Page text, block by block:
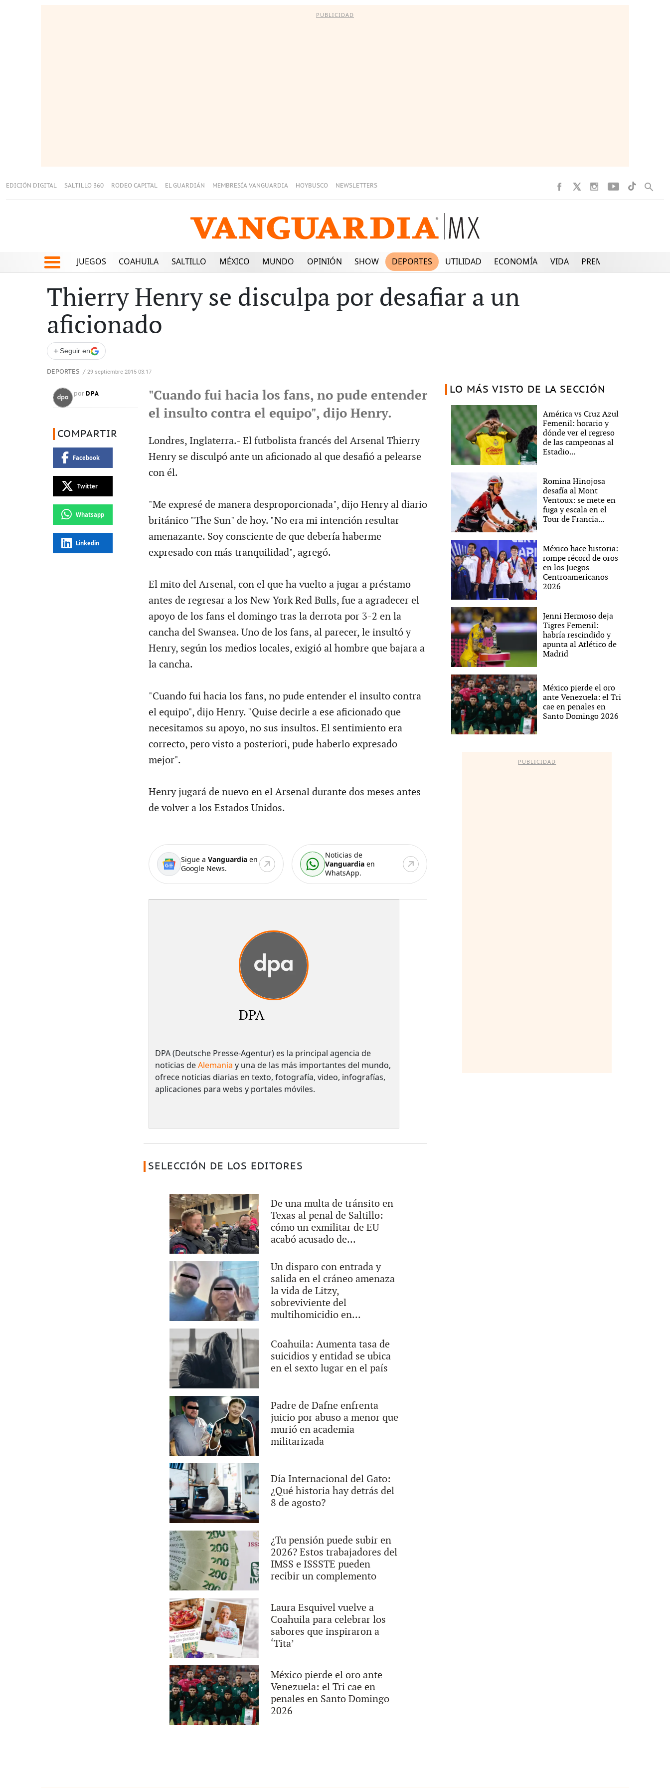
PUBLICIDAD
EDICIÓN DIGITAL SALTILLO 360 RODEO CAPITAL EL GUARDIÁN MEMBRESÍA VANGUARDIA HOYBUSCO NEWSLETTERS
JUEGOS COAHUILA SALTILLO MÉXICO MUNDO OPINIÓN SHOW DEPORTES UTILIDAD ECONOMÍA VIDA PREMIUM
Thierry Henry se disculpa por desafiar a un
aficionado
+ Seguir en
DEPORTES / 29 septiembre 2015 03:17
por DPA
COMPARTIR
Facebook
Twitter
Whatsapp
Linkedin
"Cuando fui hacia los fans, no pude entender
el insulto contra el equipo", dijo Henry.
Londres, Inglaterra.- El futbolista francés del Arsenal Thierry
Henry se disculpó ante un aficionado al que desafió a pelearse
con él.
"Me expresé de manera desproporcionada", dijo Henry al diario
británico "The Sun" de hoy. "No era mi intención resultar
amenazante. Soy consciente de que debería haberme
expresado con más tranquilidad", agregó.
El mito del Arsenal, con el que ha vuelto a jugar a préstamo
antes de regresar a los New York Red Bulls, fue a agradecer el
apoyo de los fans el domingo tras la derrota por 3-2 en la
cancha del Swansea. Uno de los fans, al parecer, le insultó y
Henry, según los medios locales, exigió al hombre que bajara a
la cancha.
"Cuando fui hacia los fans, no pude entender el insulto contra
el equipo", dijo Henry. "Quise decirle a ese aficionado que
necesitamos su apoyo, no sus insultos. El sentimiento era
correcto, pero visto a posteriori, pude haberlo expresado
mejor".
Henry jugará de nuevo en el Arsenal durante dos meses antes
de volver a los Estados Unidos.
Sigue a Vanguardiaen
Google News.
Noticias de
Vanguardia en
WhatsApp.
DPA
DPA (Deutsche Presse-Agentur) es la principal agencia de
noticias deAlemania y una de las más importantes del mundo,
ofrece noticias diarias en texto, fotografía, video, infografías,
aplicaciones para webs y portales móviles.
SELECCIÓN DE LOS EDITORES
De una multa de tránsito en
Texas al penal de Saltillo:
cómo un exmilitar de EU
acabó acusado de...
Un disparo con entrada y
salida en el cráneo amenaza
la vida de Litzy,
sobreviviente del
multihomicidio en...
Coahuila: Aumenta tasa de
suicidios y entidad se ubica
en el sexto lugar en el país
Padre de Dafne enfrenta
juicio por abuso a menor que
murió en academia
militarizada
Día Internacional del Gato:
¿Qué historia hay detrás del
8 de agosto?
¿Tu pensión puede subir en
2026? Estos trabajadores del
IMSS e ISSSTE pueden
recibir un complemento
Laura Esquivel vuelve a
Coahuila para celebrar los
sabores que inspiraron a
‘Tita’
México pierde el oro ante
Venezuela: el Tri cae en
penales en Santo Domingo
2026
LO MÁS VISTO DE LA SECCIÓN
América vs Cruz Azul
Femenil: horario y
dónde ver el regreso
de las campeonas al
Estadio...
Romina Hinojosa
desafía al Mont
Ventoux: se mete en
fuga y escala en el
Tour de Francia...
México hace historia:
rompe récord de oros
en los Juegos
Centroamericanos
2026
Jenni Hermoso deja
Tigres Femenil:
habría rescindido y
apunta al Atlético de
Madrid
México pierde el oro
ante Venezuela: el Tri
cae en penales en
Santo Domingo 2026
PUBLICIDAD